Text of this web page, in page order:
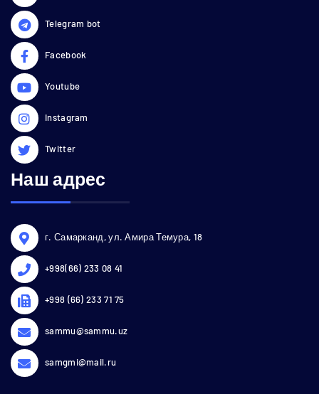
Telegram bot
Facebook
Youtube
Instagram
Twitter
Наш адрес
г. Самарканд, ул. Амира Темура, 18
+998(66) 233 08 41
+998 (66) 233 71 75
sammu@sammu.uz
samgmi@mail.ru